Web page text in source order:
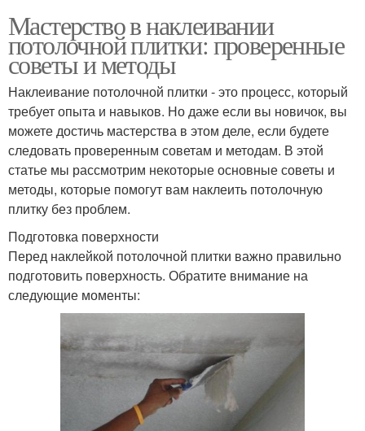
Мастерство в наклеивании
потолочной плитки: проверенные
советы и методы
Наклеивание потолочной плитки - это процесс, который
требует опыта и навыков. Но даже если вы новичок, вы
можете достичь мастерства в этом деле, если будете
следовать проверенным советам и методам. В этой
статье мы рассмотрим некоторые основные советы и
методы, которые помогут вам наклеить потолочную
плитку без проблем.
Подготовка поверхности
Перед наклейкой потолочной плитки важно правильно
подготовить поверхность. Обратите внимание на
следующие моменты: